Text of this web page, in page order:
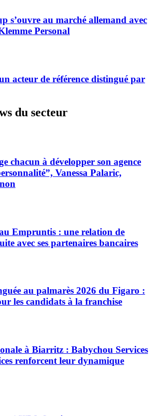
s’ouvre au marché allemand avec
Personal
acteur de référence distingué par
du secteur
chacun à développer son agence
Vanessa Palaric,
Empruntis : une relation de
avec ses partenaires bancaires
au palmarès 2026 du Figaro :
les candidats à la franchise
à Biarritz : Babychou Services
renforcent leur dynamique